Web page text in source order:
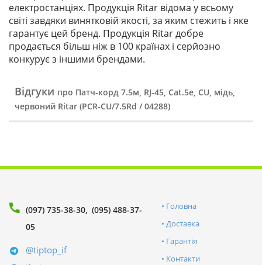
електростанціях. Продукція Ritar відома у всьому
світі завдяки винятковій якості, за яким стежить і яке
гарантує цей бренд. Продукція Ritar добре
продається більш ніж в 100 країнах і серйозно
конкурує з іншими брендами.
Відгуки про Патч-корд 7.5м, RJ-45, Cat.5e, CU, мідь,
червоний Ritar (PCR-CU/7.5Rd / 04288)
(097) 735-38-30 (095) 488-37-
05
@tiptop_if
Головна
Доставка
Гарантія
Контакти